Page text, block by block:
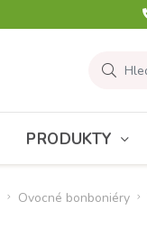
PRODUKTY
Ovocné bonboniéry